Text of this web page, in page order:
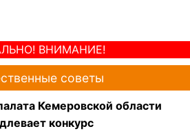
ВНИМАНИЕ!
советы
Кемеровской области
конкурс